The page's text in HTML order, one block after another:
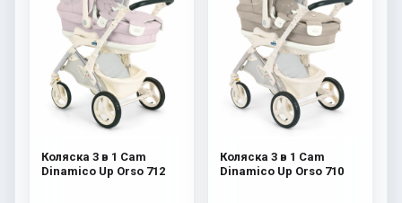
Коляска 3 в 1 Cam
Dinamico Up Orso 712
Коляска 3 в 1 Cam
Dinamico Up Orso 710